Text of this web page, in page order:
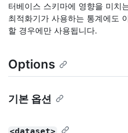
터베이스 스키마에 영향을 미치
최적화기가 사용하는 통계에도
할 경우에만 사용됩니다.
Options
기본 옵션
<dataset>